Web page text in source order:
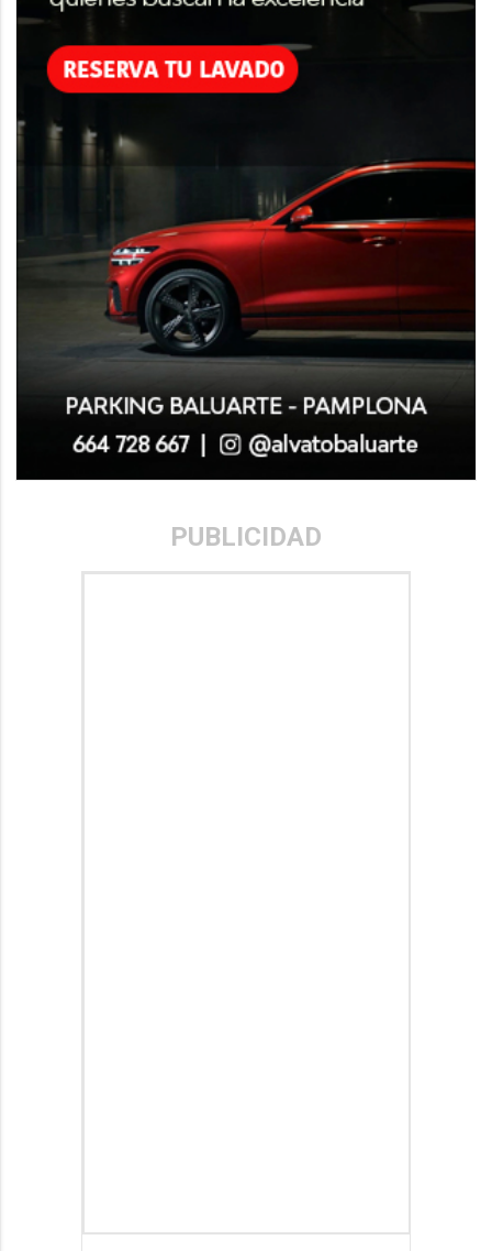
PUBLICIDAD